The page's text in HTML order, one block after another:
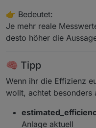
👉 Bedeutet:
Je mehr reale
desto höher die
🧠 Tipp
Wenn ihr die Effizienz
wollt, achtet besonders
Anlage aktuell